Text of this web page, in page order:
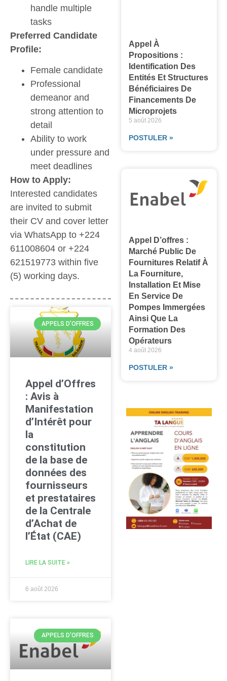
handle multiple
tasks
Preferred Candidate
Profile:
Female candidate
Professional
demeanor and
strong attention to
detail
Ability to work
under pressure and
meet deadlines
How to Apply:
Interested candidates
are invited to submit
their CV and cover letter
via WhatsApp to +224
611008604 or +224
621519773 within five
(5) working days.
APPELS D'OFFRES
Appel d’Offres
: Avis à
Manifestation
d’Intérêt pour
la
constitution
de la base de
données des
fournisseurs
et prestataires
de la Centrale
d’Achat de
l’État (CAE)
LIRE LA SUITE »
6 août 2026
APPELS D'OFFRES
Appel À
Propositions :
Identification Des
Entités Et Structures
Bénéficiaires De
Financements De
Microprojets
5 août 2026
POSTULER »
Appel D’offres :
Marché Public De
Fournitures Relatif À
La Fourniture,
Installation Et Mise
En Service De
Pompes Immergées
Ainsi Que La
Formation Des
Opérateurs
4 août 2026
POSTULER »